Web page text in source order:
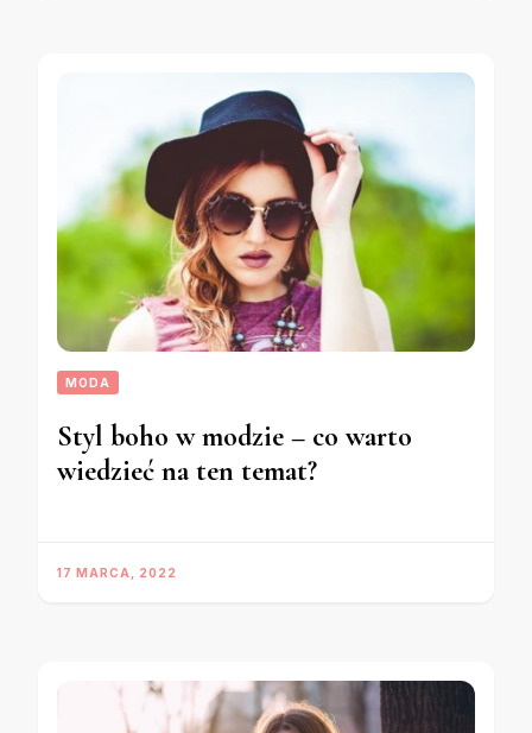
MODA
Styl boho w modzie – co warto
wiedzieć na ten temat?
17 MARCA, 2022